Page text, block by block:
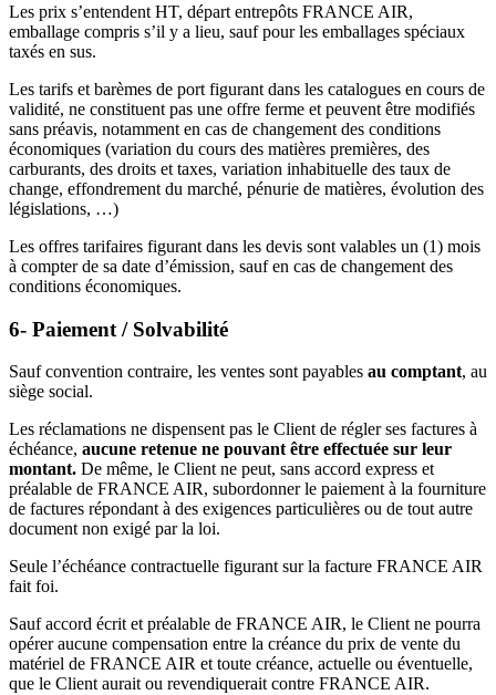
Les prix s’entendent HT, départ entrepôts FRANCE AIR,
emballage compris s’il y a lieu, sauf pour les emballages spéciaux
taxés en sus.
Les tarifs et barèmes de port figurant dans les catalogues en cours de
validité, ne constituent pas une offre ferme et peuvent être modifiés
sans préavis, notamment en cas de changement des conditions
économiques (variation du cours des matières premières, des
carburants, des droits et taxes, variation inhabituelle des taux de
change, effondrement du marché, pénurie de matières, évolution des
législations, …)
Les offres tarifaires figurant dans les devis sont valables un (1) mois
à compter de sa date d’émission, sauf en cas de changement des
conditions économiques.
6- Paiement / Solvabilité
Sauf convention contraire, les ventes sont payables au comptant, au
siège social.
Les réclamations ne dispensent pas le Client de régler ses factures à
échéance, aucune retenue ne pouvant être effectuée sur leur
montant. De même, le Client ne peut, sans accord express et
préalable de FRANCE AIR, subordonner le paiement à la fourniture
de factures répondant à des exigences particulières ou de tout autre
document non exigé par la loi.
Seule l’échéance contractuelle figurant sur la facture FRANCE AIR
fait foi.
Sauf accord écrit et préalable de FRANCE AIR, le Client ne pourra
opérer aucune compensation entre la créance du prix de vente du
matériel de FRANCE AIR et toute créance, actuelle ou éventuelle,
que le Client aurait ou revendiquerait contre FRANCE AIR.